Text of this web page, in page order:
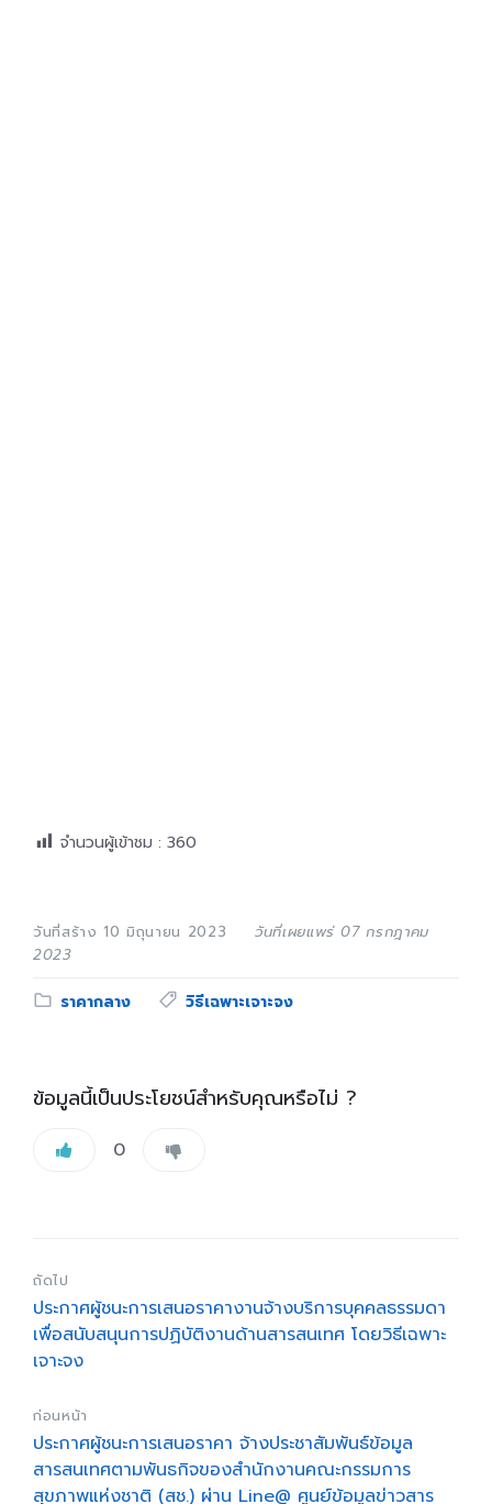
จำนวนผู้เข้าชม : 360
วันที่สร้าง 10 มิถุนายน 2023
วันที่เผยแพร่ 07 กรกฎาคม
2023
Category:
ราคากลาง Tags:
วิธีเฉพาะเจาะจง
ข้อมูลนี้เป็นประโยชน์สำหรับคุณหรือไม่ ?
0
ถัดไป
ประกาศผู้ชนะการเสนอราคางานจ้างบริการบุคคลธรรมดา
เพื่อสนับสนุนการปฏิบัติงานด้านสารสนเทศ โดยวิธีเฉพาะ
เจาะจง
ก่อนหน้า
ประกาศผู้ชนะการเสนอราคา จ้างประชาสัมพันธ์ข้อมูล
สารสนเทศตามพันธกิจของสำนักงานคณะกรรมการ
สุขภาพแห่งชาติ (สช.) ผ่าน Line@ ศูนย์ข้อมูลข่าวสาร